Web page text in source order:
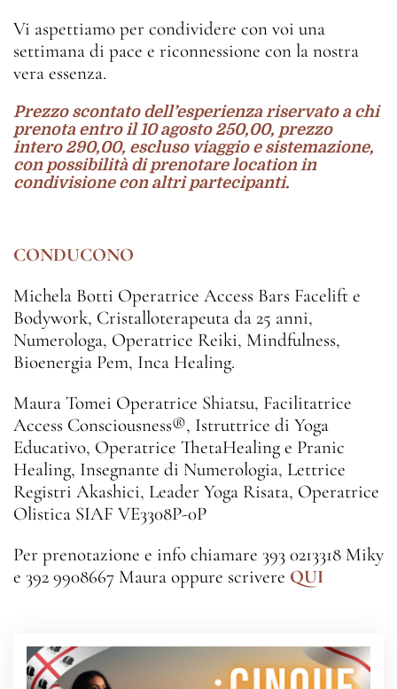
Vi aspettiamo per condividere con voi una
settimana di pace e riconnessione con la nostra
vera essenza.
Prezzo scontato dell’esperienza riservato a chi
prenota entro il 10 agosto 250,00, prezzo
intero 290,00, escluso viaggio e sistemazione,
con possibilità di prenotare location in
condivisione con altri partecipanti.
CONDUCONO
Michela Botti Operatrice Access Bars Facelift e
Bodywork, Cristalloterapeuta da 25 anni,
Numerologa, Operatrice Reiki, Mindfulness,
Bioenergia Pem, Inca Healing.
Maura Tomei Operatrice Shiatsu, Facilitatrice
Access Consciousness®, Istruttrice di Yoga
Educativo, Operatrice ThetaHealing e Pranic
Healing, Insegnante di Numerologia, Lettrice
Registri Akashici, Leader Yoga Risata, Operatrice
Olistica SIAF VE3308P-0P
Per prenotazione e info chiamare 393 0213318 Miky
e 392 9908667 Maura oppure scrivere QUI